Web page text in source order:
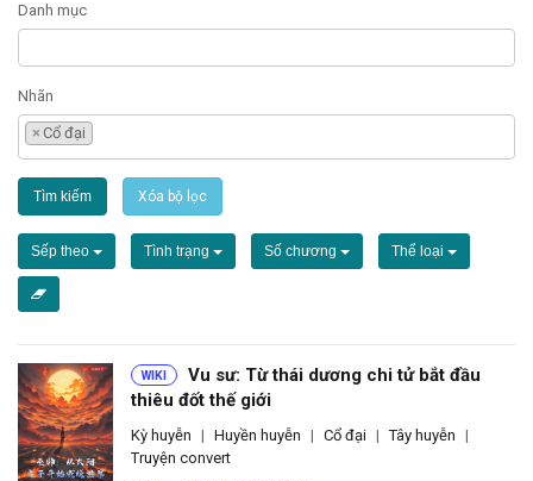
Danh mục
Nhãn
× Cổ đại
Tìm kiếm Xóa bộ lọc
Sếp theo Tình trạng Số chương Thể loại
WIKI
Vu sư: Từ thái dương chi tử bắt đầu
thiêu đốt thế giới
Kỳ huyễn | Huyền huyễn | Cổ đại | Tây huyễn |
Truyện convert
Chương chưa xem
Tìm truyện
Đăng nhập
Liên hệ